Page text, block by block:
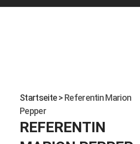
Skip
Startseite>Referentin Marion
Pepper
REFERENTIN